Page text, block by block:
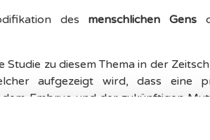
des menschlichen Gens
zu diesem Thema in der
aufgezeigt wird, dass eine
Embryo und der zukünftigen
zwischen dem Embryo und
Epigenetik bestätigt, was